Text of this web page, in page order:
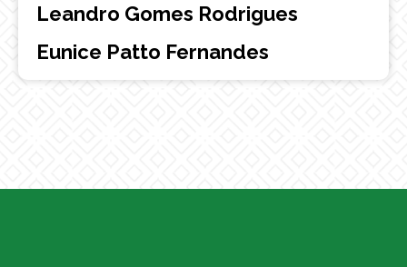
Leandro Gomes Rodrigues
Eunice Patto Fernandes